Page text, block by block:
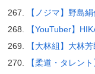
【ノジマ】野島
【YouTuber】
【大林組】大林
【柔道・タレン